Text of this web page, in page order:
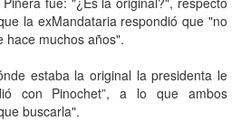
la exMandataria respondió que "no
hace muchos años".
estaba la original la presidenta le
con Pinochet”, a lo que ambos
buscarla".